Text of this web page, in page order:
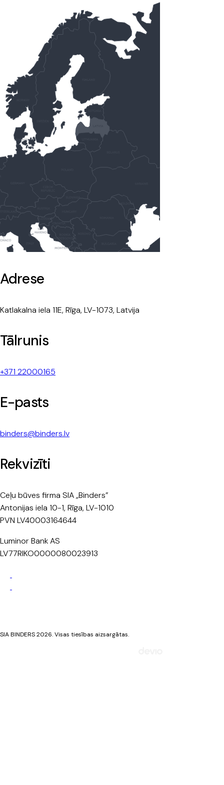
Adrese
Katlakalna iela 11E, Rīga, LV-1073, Latvija
Tālrunis
+371 22000165
E-pasts
binders@binders.lv
Rekvizīti
Ceļu būves firma SIA „Binders”
Antonijas iela 10-1, Rīga, LV-1010
PVN LV40003164644
Luminor Bank AS
LV77RIKO0000080023913
SIA BINDERS 2026. Visas tiesības aizsargātas.